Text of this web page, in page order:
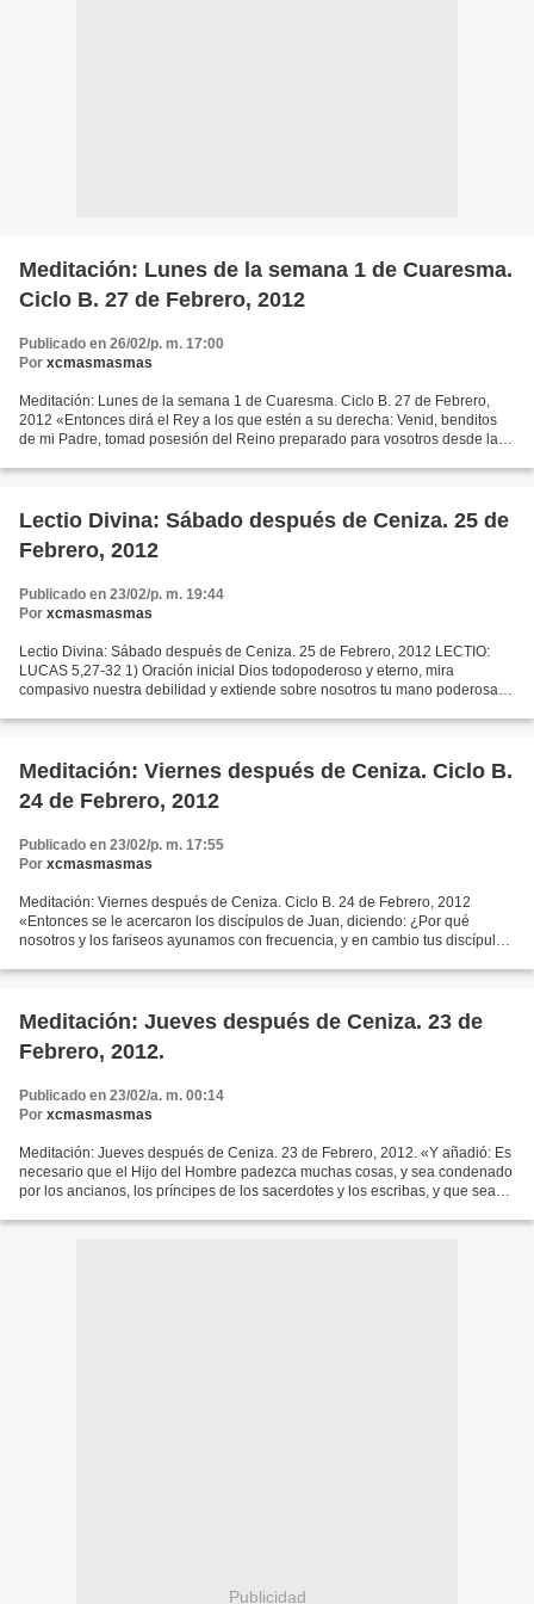
Meditación: Lunes de la semana 1 de Cuaresma.
Ciclo B. 27 de Febrero, 2012
Publicado en 26/02/p. m. 17:00
Por xcmasmasmas
Meditación: Lunes de la semana 1 de Cuaresma. Ciclo B. 27 de Febrero,
2012 «Entonces dirá el Rey a los que estén a su derecha: Venid, benditos
de mi Padre, tomad posesión del Reino preparado para vosotros desde la
Lectio Divina: Sábado después de Ceniza. 25 de
Febrero, 2012
Publicado en 23/02/p. m. 19:44
Por xcmasmasmas
Lectio Divina: Sábado después de Ceniza. 25 de Febrero, 2012 LECTIO:
LUCAS 5,27-32 1) Oración inicial Dios todopoderoso y eterno, mira
compasivo nuestra debilidad y extiende sobre nosotros tu mano poderosa.
Meditación: Viernes después de Ceniza. Ciclo B.
24 de Febrero, 2012
Publicado en 23/02/p. m. 17:55
Por xcmasmasmas
Meditación: Viernes después de Ceniza. Ciclo B. 24 de Febrero, 2012
«Entonces se le acercaron los discípulos de Juan, diciendo: ¿Por qué
nosotros y los fariseos ayunamos con frecuencia, y en cambio tus discípulos
Meditación: Jueves después de Ceniza. 23 de
Febrero, 2012.
Publicado en 23/02/a. m. 00:14
Por xcmasmasmas
Meditación: Jueves después de Ceniza. 23 de Febrero, 2012. «Y añadió: Es
necesario que el Hijo del Hombre padezca muchas cosas, y sea condenado
por los ancianos, los príncipes de los sacerdotes y los escribas, y que sea
Publicidad